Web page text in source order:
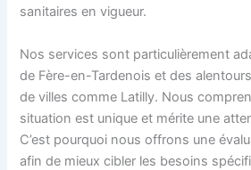
sanitaires en vigueur.
Nos services sont particulièrement
de Fère-en-Tardenois et des
de villes comme Latilly. Nous
situation est unique et mérite une
C’est pourquoi nous offrons une
afin de mieux cibler les besoins